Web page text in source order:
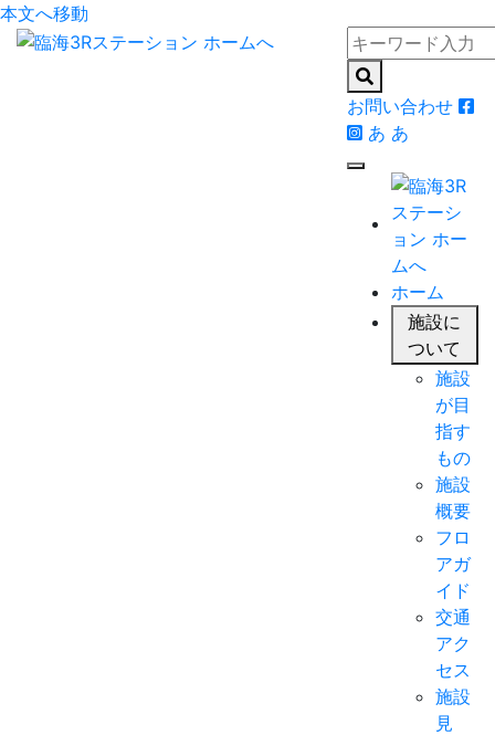
本文へ移動
お問い合わせ
あ あ
ホーム
施設に
ついて
施設
が目
指す
もの
施設
概要
フロ
アガ
イド
交通
アク
セス
施設
見